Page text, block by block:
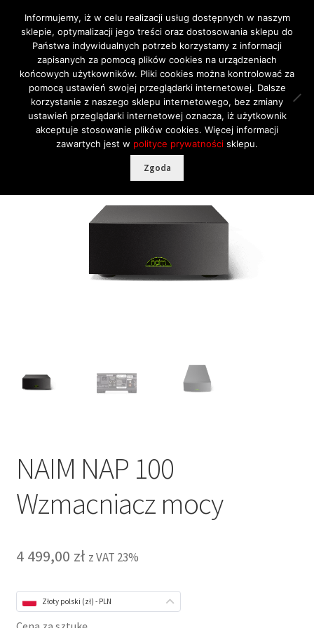
Przejdź
nawigacji
Przejdź
treści
Menu
Lato zakupów!
RATY 30×0%
Marki
Kategorie
potomne
Strona główna Marki NAIM Wzmacniacze mocy
NAIM
NAP 100 Wzmacniacz mocy
NAIM NAP 100
Wzmacniacz mocy
4 499,00 zł z VAT 23%
Złoty polski (zł) - PLN
Informujemy, iż w celu realizacji usług dostępnych w naszym
sklepie, optymalizacji jego treści oraz dostosowania sklepu do
Państwa indywidualnych potrzeb korzystamy z informacji
zapisanych za pomocą plików cookies na urządzeniach
końcowych użytkowników. Pliki cookies można kontrolować za
pomocą ustawień swojej przeglądarki internetowej. Dalsze
korzystanie z naszego sklepu internetowego, bez zmiany
ustawień przeglądarki internetowej oznacza, iż użytkownik
akceptuje stosowanie plików cookies. Więcej informacji
zawartych jest w polityce prywatności sklepu.
Zgoda